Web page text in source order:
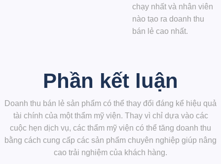
chạy nhất và nhân viên
nào tạo ra doanh thu
bán lẻ cao nhất.
Phần kết luận
Doanh thu bán lẻ sản phẩm có thể thay đổi đáng kể hiệu quả
tài chính của một thẩm mỹ viện. Thay vì chỉ dựa vào các
cuộc hẹn dịch vụ, các thẩm mỹ viện có thể tăng doanh thu
bằng cách cung cấp các sản phẩm chuyên nghiệp giúp nâng
cao trải nghiệm của khách hàng.